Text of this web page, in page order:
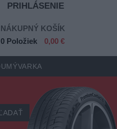
PRIHLÁSENIE
NÁKUPNÝ KOŠÍK
0 Položiek
0,00 €